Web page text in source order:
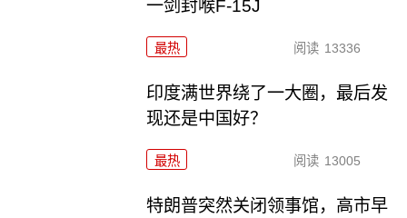
一剑封喉F-15J
最热 阅读 13336
印度满世界绕了一大圈，最后发
现还是中国好？
最热 阅读 13005
特朗普突然关闭领事馆，高市早